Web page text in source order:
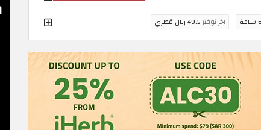
6 ساعة اخر توفير49.5 ريال قطري